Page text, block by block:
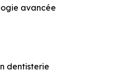
avancée
dentisterie